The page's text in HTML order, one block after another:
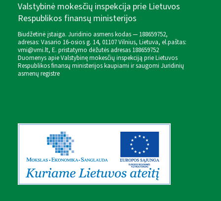
Valstybinė mokesčių inspekcija prie Lietuvos
Respublikos finansų ministerijos
Biudžetinė įstaiga. Juridinio asmens kodas — 188659752,
adresas: Vasario 16-osios g. 14, 01107 Vilnius, Lietuva, el.paštas:
vmi@vmi.lt, E. pristatymo dėžutės adresas 188659752
Duomenys apie Valstybinę mokesčių inspekciją prie Lietuvos
Respublikos finansų ministerijos kaupiami ir saugomi Juridinių
asmenų registre